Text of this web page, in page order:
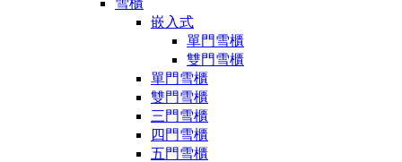
嵌入式
單門雪櫃
雙門雪櫃
單門雪櫃
雙門雪櫃
三門雪櫃
四門雪櫃
五門雪櫃